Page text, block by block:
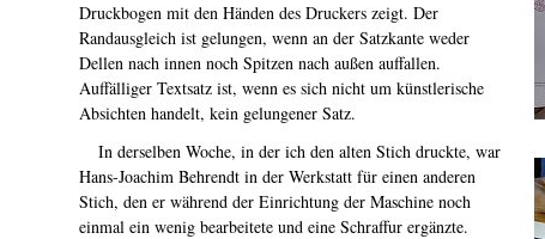
Druckbogen mit den Händen des Druckers zeigt. Der
Randausgleich ist gelungen, wenn an der Satzkante weder
Dellen nach innen noch Spitzen nach außen auffallen.
Auffälliger Textsatz ist, wenn es sich nicht um künstlerische
Absichten handelt, kein gelungener Satz.
In derselben Woche, in der ich den alten Stich druckte, war
Hans-Joachim Behrendt in der Werkstatt für einen anderen
Stich, den er während der Einrichtung der Maschine noch
einmal ein wenig bearbeitete und eine Schraffur ergänzte.